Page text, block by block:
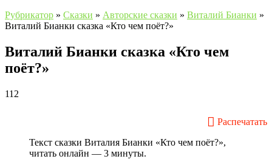
Рубрикатор » Сказки » Авторские сказки » Виталий Бианки »
Виталий Бианки сказка «Кто чем поёт?»
Виталий Бианки сказка «Кто чем
поёт?»
112
Распечатать
Текст сказки Виталия Бианки «Кто чем поёт?»,
читать онлайн — 3 минуты.